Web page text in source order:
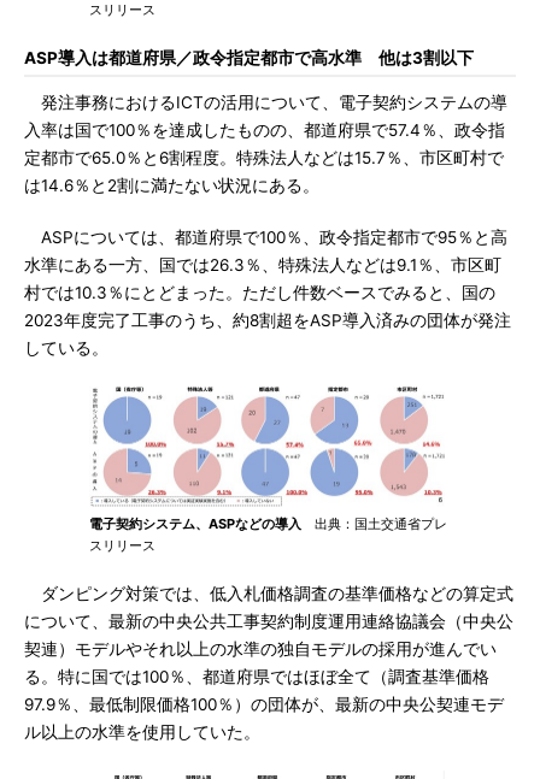
スリリース
ASP導入は都道府県／政令指定都市で高水準 他は3割以下
発注事務におけるICTの活用について、電子契約システムの導
入率は国で100％を達成したものの、都道府県で57.4％、政令指
定都市で65.0％と6割程度。特殊法人などは15.7％、市区町村で
は14.6％と2割に満たない状況にある。
ASPについては、都道府県で100％、政令指定都市で95％と高
水準にある一方、国では26.3％、特殊法人などは9.1％、市区町
村では10.3％にとどまった。ただし件数ベースでみると、国の
2023年度完了工事のうち、約8割超をASP導入済みの団体が発注
している。
電子契約システム、ASPなどの導入 出典：国土交通省プレ
スリリース
ダンピング対策では、低入札価格調査の基準価格などの算定式
について、最新の中央公共工事契約制度運用連絡協議会（中央公
契連）モデルやそれ以上の水準の独自モデルの採用が進んでい
る。特に国では100％、都道府県ではほぼ全て（調査基準価格
97.9％、最低制限価格100％）の団体が、最新の中央公契連モデ
ル以上の水準を使用していた。